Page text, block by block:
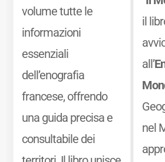
volume tutte le
informazioni
essenziali
dell’enografia
francese, offrendo
una guida precisa e
consultabile dei
il
all’
nel